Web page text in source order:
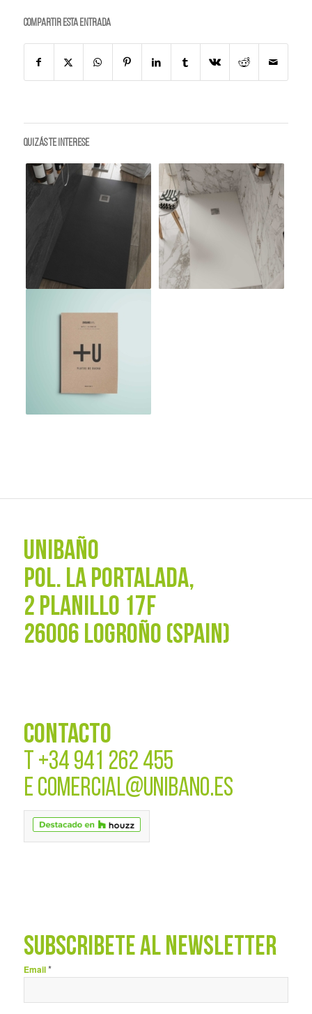
Compartir esta entrada
Quizás te interese
UNIBAÑO
POL. La Portalada,
2 PLANILLO 17F
26006 LOGROÑO (SPAIN)
CONTACTO
T +34 941 262 455
E COMERCIAL@UNIBANO.ES
SUBSCRÍBETE AL NEWSLETTER
Email*